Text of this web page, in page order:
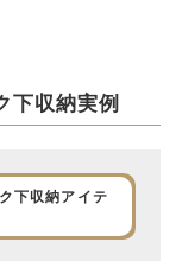
下収納実例
下収納アイテ